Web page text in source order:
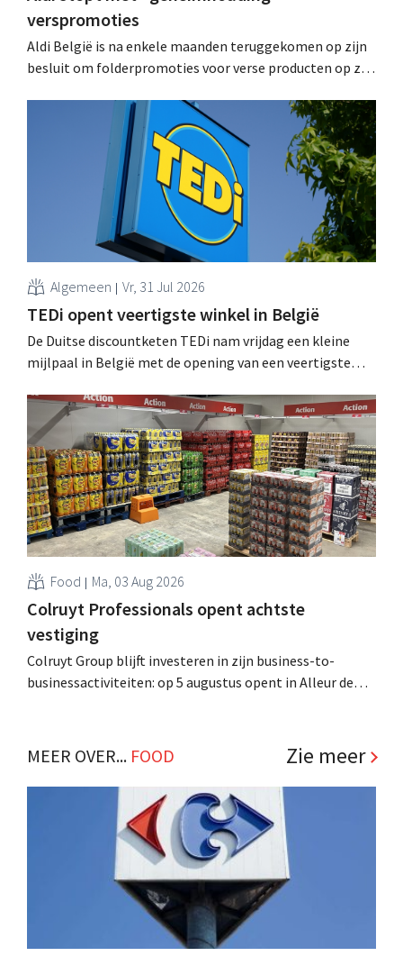
verspromoties
Aldi België is na enkele maanden teruggekomen op zijn
besluit om folderpromoties voor verse producten op zijn
werking treden: "Onze klanten willen goed
geïnformeerd worden." .
Algemeen Vr, 31 Jul 2026
TEDi opent veertigste winkel in België
De Duitse discountketen TEDi nam vrijdag een kleine
mijlpaal in België met de opening van een veertigste
sinds 2023 aanwezig is in het land. .
Food Ma, 03 Aug 2026
Colruyt Professionals opent achtste
vestiging
Colruyt Group blijft investeren in zijn business-to-
businessactiviteiten: op 5 augustus opent in Alleur de
klanten. .
MEER OVER... FOOD Zie meer